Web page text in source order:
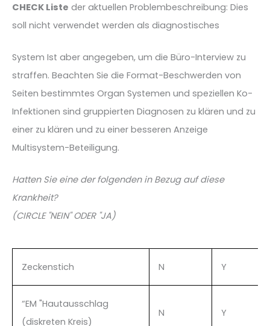
CHECK Liste der aktuellen Problembeschreibung: Dies
soll nicht verwendet werden als diagnostisches
System Ist aber angegeben, um die Büro-Interview zu
straffen. Beachten Sie die Format-Beschwerden von
Seiten bestimmtes Organ Systemen und speziellen Ko-
Infektionen sind gruppierten Diagnosen zu klären und zu
einer zu klären und zu einer besseren Anzeige
Multisystem-Beteiligung.
Hatten Sie eine der folgenden in Bezug auf diese
Krankheit?
(CIRCLE "NEIN" ODER "JA)
Zeckenstich N Y
“EM "Hautausschlag
(diskreten Kreis)
N Y